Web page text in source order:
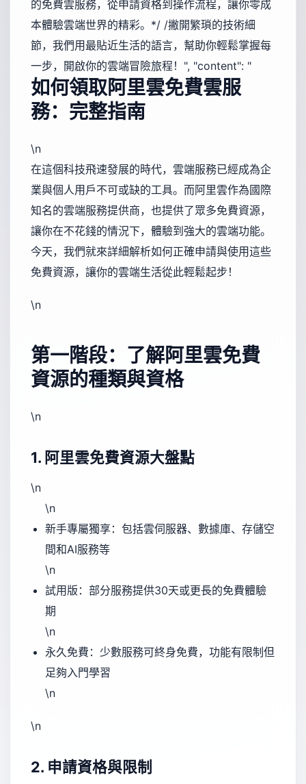
的免費雲服務，從申請資格到操作流程，讓你零成
本體驗雲端世界的精彩。*/ /撇開繁瑣的技術細
節，我們用最貼近生活的語言，幫助你輕鬆掌握每
一步，開啟你的雲端冒險旅程！", "content": "
如何領取阿里雲免費雲服
務：完整指南
\n
在這個科技飛速發展的時代，雲端服務已經成為企
業與個人用戶不可或缺的工具。而阿里雲作為國際
知名的雲端服務提供商，也提供了眾多免費資源，
讓你在不花錢的情況下，體驗到強大的雲端功能。
今天，我們就來詳細解析如何正確申請與使用這些
免費資源，讓你的雲端生活從此輕鬆起步！
\n
第一階段：了解阿里雲免費
資源的種類與資格
\n
1. 阿里雲免費資源大盤點
\n
\n
新手專屬獨享：包括雲伺服器、數據庫、存儲空
間和AI服務等
\n
試用版：部分服務提供30天或更長的免費體驗
期
\n
永久免費：少數服務可終身免費，功能有限制但
足夠入門學習
\n
\n
2. 申請資格與限制